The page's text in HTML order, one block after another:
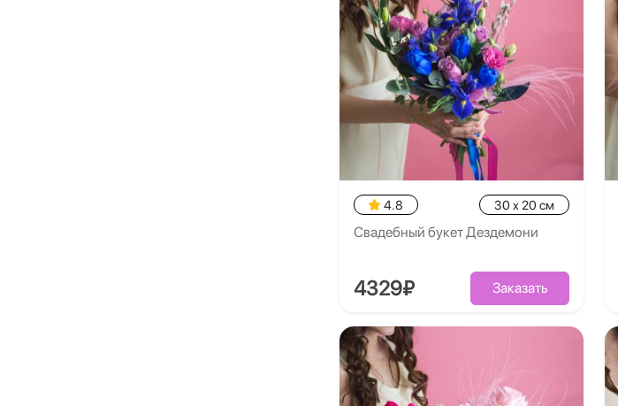
4.8 30 x 20 см
Свадебный букет Дездемони
4329₽ Заказать